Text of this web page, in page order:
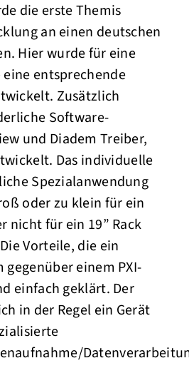
die erste Themis
an einen deutschen
Hier wurde für eine
entsprechende
Zusätzlich
Software-
und Diadem Treiber,
Das individuelle
Spezialanwendung
oder zu klein für ein
nicht für ein 19” Rack
Vorteile, die ein
gegenüber einem PXI-
einfach geklärt. Der
in der Regel ein Gerät